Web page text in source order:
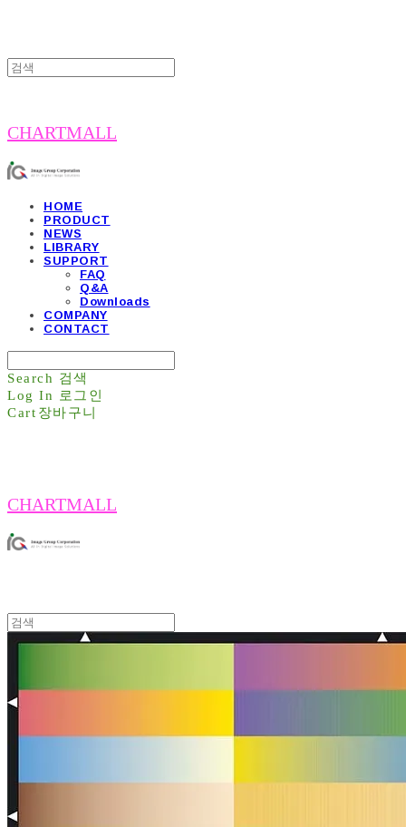
CHARTMALL
HOME
PRODUCT
NEWS
LIBRARY
SUPPORT
FAQ
Q&A
Downloads
COMPANY
CONTACT
Search 검색
Log In
로그인
Cart 장바구니
CHARTMALL